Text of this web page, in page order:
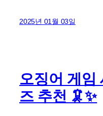
2025년 01월 03일
오징어 게임
즈 추천 🦑✨